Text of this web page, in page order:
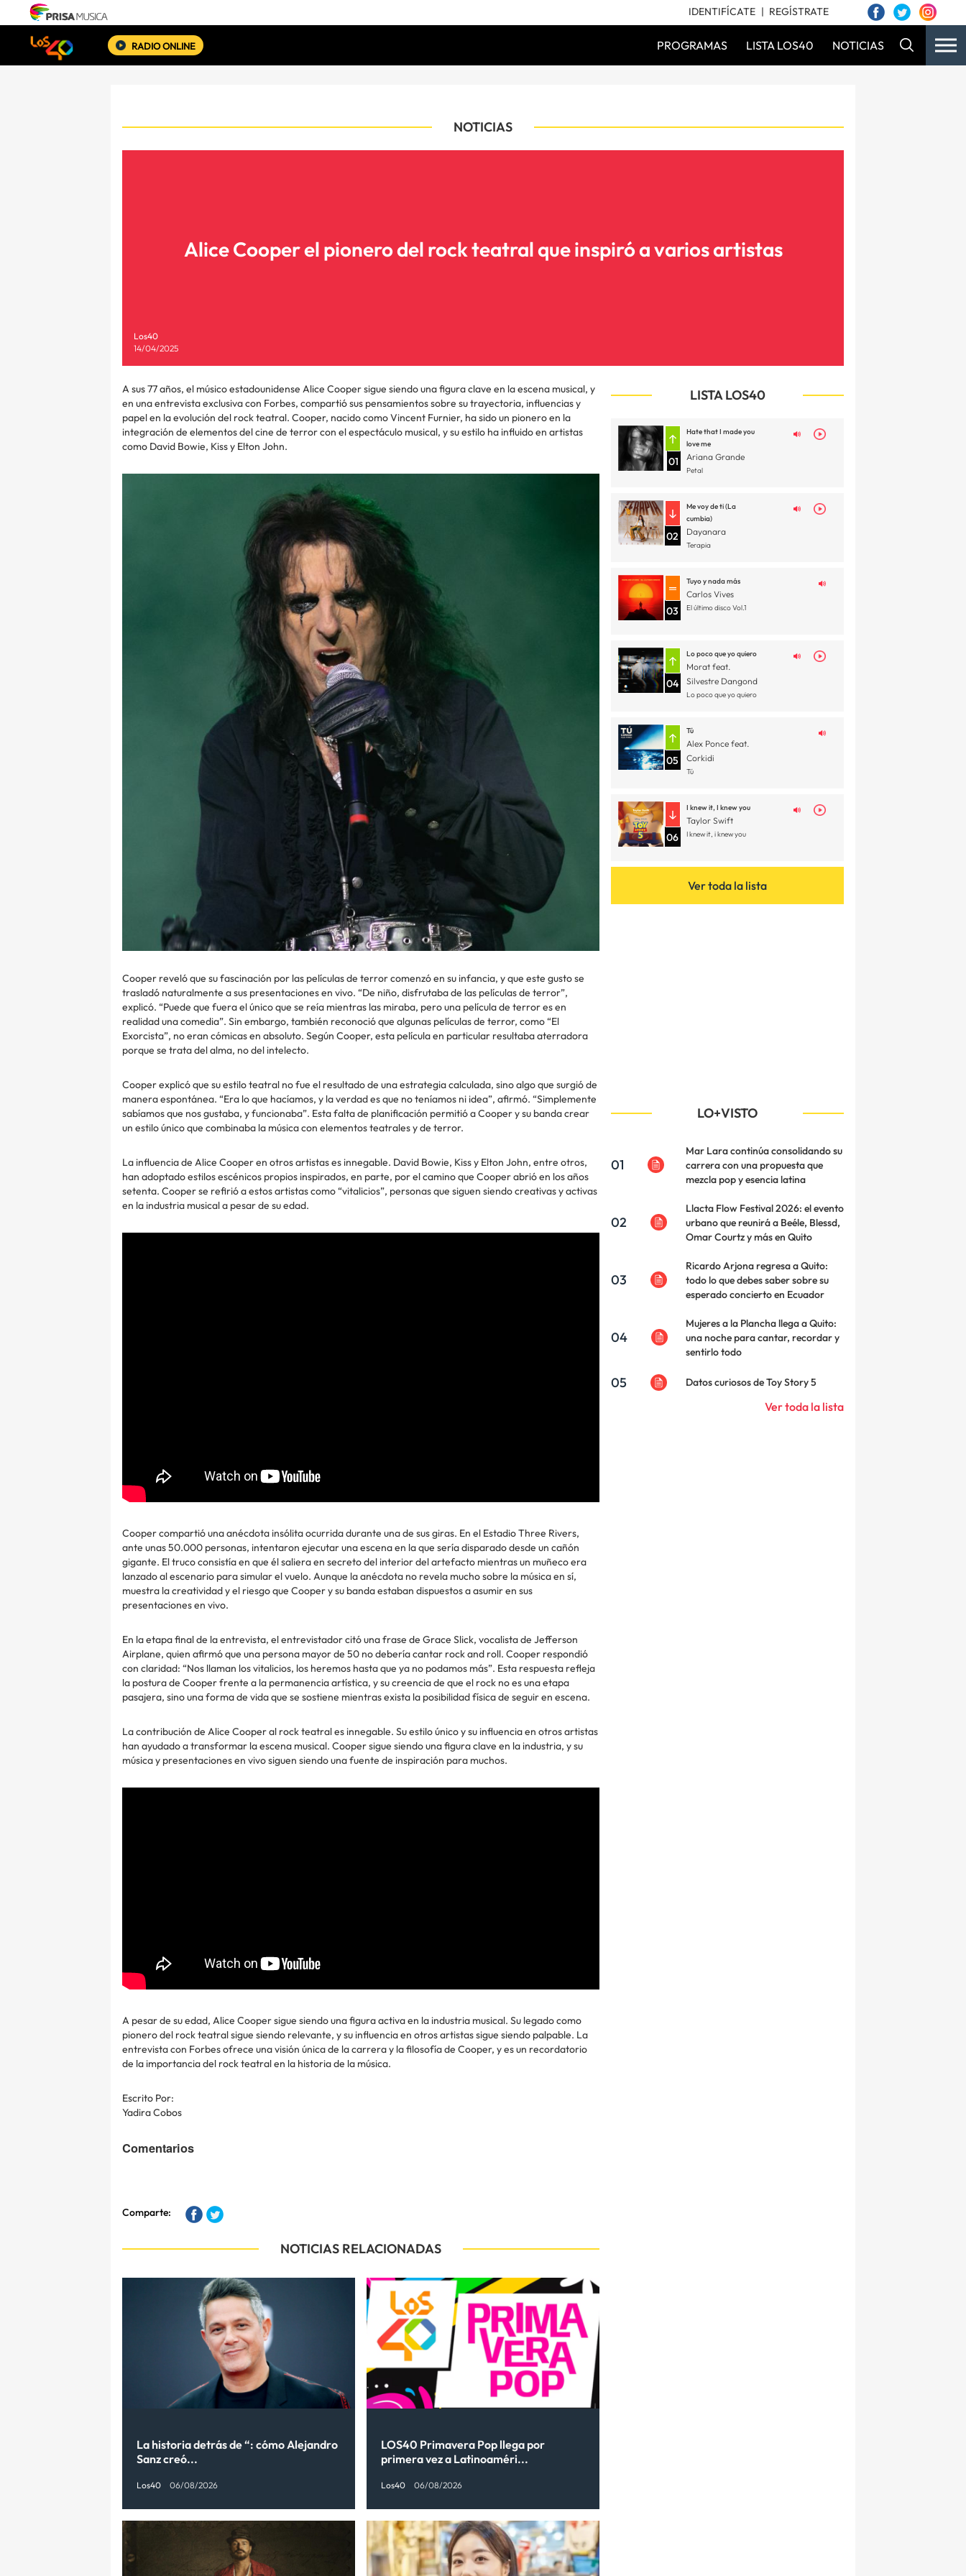
IDENTIFÍCATE REGÍSTRATE
RADIO ONLINE PROGRAMAS LISTA LOS40 NOTICIAS
NOTICIAS
Alice Cooper el pionero del rock teatral que inspiró a varios artistas
Los40
14/04/2025
A sus 77 años, el músico estadounidense Alice Cooper sigue siendo una figura clave en la escena musical, y
en una entrevista exclusiva con Forbes, compartió sus pensamientos sobre su trayectoria, influencias y
papel en la evolución del rock teatral. Cooper, nacido como Vincent Furnier, ha sido un pionero en la
integración de elementos del cine de terror con el espectáculo musical, y su estilo ha influido en artistas
como David Bowie, Kiss y Elton John.
Cooper reveló que su fascinación por las películas de terror comenzó en su infancia, y que este gusto se
trasladó naturalmente a sus presentaciones en vivo. “De niño, disfrutaba de las películas de terror”,
explicó. “Puede que fuera el único que se reía mientras las miraba, pero una película de terror es en
realidad una comedia”. Sin embargo, también reconoció que algunas películas de terror, como “El
Exorcista”, no eran cómicas en absoluto. Según Cooper, esta película en particular resultaba aterradora
porque se trata del alma, no del intelecto.
Cooper explicó que su estilo teatral no fue el resultado de una estrategia calculada, sino algo que surgió de
manera espontánea. “Era lo que hacíamos, y la verdad es que no teníamos ni idea”, afirmó. “Simplemente
sabíamos que nos gustaba, y funcionaba”. Esta falta de planificación permitió a Cooper y su banda crear
un estilo único que combinaba la música con elementos teatrales y de terror.
La influencia de Alice Cooper en otros artistas es innegable. David Bowie, Kiss y Elton John, entre otros,
han adoptado estilos escénicos propios inspirados, en parte, por el camino que Cooper abrió en los años
setenta. Cooper se refirió a estos artistas como “vitalicios”, personas que siguen siendo creativas y activas
en la industria musical a pesar de su edad.
Cooper compartió una anécdota insólita ocurrida durante una de sus giras. En el Estadio Three Rivers,
ante unas 50.000 personas, intentaron ejecutar una escena en la que sería disparado desde un cañón
gigante. El truco consistía en que él saliera en secreto del interior del artefacto mientras un muñeco era
lanzado al escenario para simular el vuelo. Aunque la anécdota no revela mucho sobre la música en sí,
muestra la creatividad y el riesgo que Cooper y su banda estaban dispuestos a asumir en sus
presentaciones en vivo.
En la etapa final de la entrevista, el entrevistador citó una frase de Grace Slick, vocalista de Jefferson
Airplane, quien afirmó que una persona mayor de 50 no debería cantar rock and roll. Cooper respondió
con claridad: “Nos llaman los vitalicios, los heremos hasta que ya no podamos más”. Esta respuesta refleja
la postura de Cooper frente a la permanencia artística, y su creencia de que el rock no es una etapa
pasajera, sino una forma de vida que se sostiene mientras exista la posibilidad física de seguir en escena.
La contribución de Alice Cooper al rock teatral es innegable. Su estilo único y su influencia en otros artistas
han ayudado a transformar la escena musical. Cooper sigue siendo una figura clave en la industria, y su
música y presentaciones en vivo siguen siendo una fuente de inspiración para muchos.
A pesar de su edad, Alice Cooper sigue siendo una figura activa en la industria musical. Su legado como
pionero del rock teatral sigue siendo relevante, y su influencia en otros artistas sigue siendo palpable. La
entrevista con Forbes ofrece una visión única de la carrera y la filosofía de Cooper, y es un recordatorio
de la importancia del rock teatral en la historia de la música.
Escrito Por:
Yadira Cobos
Comentarios
Comparte:
NOTICIAS RELACIONADAS
La historia detrás de “: cómo Alejandro
Sanz creó...
Los40 06/08/2026
LOS40 Primavera Pop llega por
primera vez a Latinoaméri...
Los40 06/08/2026
LISTA LOS40
01
Hate that I made you
love me
Ariana Grande
Petal
02
Me voy de ti (La
cumbia)
Dayanara
Terapia
03
Tuyo y nada más
Carlos Vives
El último disco Vol.1
04
Lo poco que yo quiero
Morat feat.
Silvestre Dangond
Lo poco que yo quiero
05
Tú
Alex Ponce feat.
Corkidi
Tú
06
I knew it, I knew you
Taylor Swift
I knew it, i knew you
Ver toda la lista
LO+VISTO
01
Mar Lara continúa consolidando su
carrera con una propuesta que
mezcla pop y esencia latina
02
Llacta Flow Festival 2026: el evento
urbano que reunirá a Beéle, Blessd,
Omar Courtz y más en Quito
03
Ricardo Arjona regresa a Quito:
todo lo que debes saber sobre su
esperado concierto en Ecuador
04
Mujeres a la Plancha llega a Quito:
una noche para cantar, recordar y
sentirlo todo
05 Datos curiosos de Toy Story 5
Ver toda la lista